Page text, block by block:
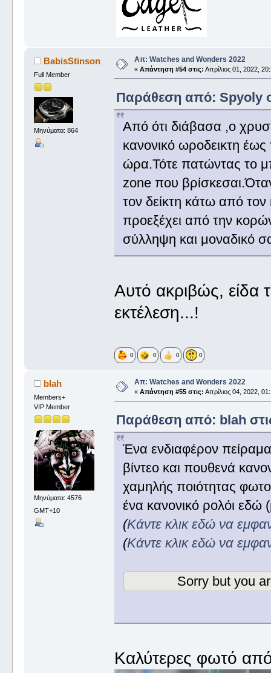
BabisStinson
Full Member
Μηνύματα: 864
Απ: Watches and Wonders 2022
« Απάντηση #54 στις: Απρίλιος 01, 2022,
Παράθεση από: Spyoly
Από ότι διάβασα ,ο
κανονικό ωροδεικτη έως
ώρα.Τότε πατώντας το
zone που
τον δείκτη κάτω από
προεξέχει από την
σύλληψη και μοναδικό
Αυτό ακριβώς, είδα
εκτέλεση...!
0 0 0 0
blah
Members+
VIP Member
Μηνύματα: 4576
GMT+10
Απ: Watches and Wonders 2022
« Απάντηση #55 στις: Απρίλιος 04, 2022,
Παράθεση από: blah
Ένα ενδιαφέρον
βίντεο και πουθενά
χαμηλής ποιότητας
ένα κανονικό ρολόι
(Κάντε κλικ εδώ να
(Κάντε κλικ εδώ να
Sorry but you
Καλύτερες φωτό